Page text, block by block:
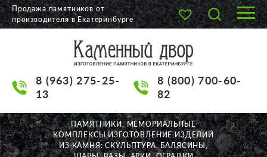
О КОМПАНИИ
НАШИ РАБОТЫ
АКЦИИ
ДОСТАВКА
Продажа памятников от
производителя в Екатеринбурге
8 (963) 275-25-
13
8 (800) 700-60-
82
ПАМЯТНИКИ, МЕМОРИАЛЬНЫЕ
КОМПЛЕКСЫ,ИЗГОТОВЛЕНИЕ ИЗДЕЛИЙ
ИЗ КАМНЯ: СКУЛЬПТУРА, БАЛЯСИНЫ,